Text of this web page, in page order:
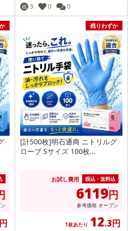
残 3 0 0
残りわずか
[計500枚]明石通商 ニトリルグ
ローブ Sサイズ 100枚...
お試し費用 税込・送料込
6119円
参考価格 オープン
1枚あたり 12.3円